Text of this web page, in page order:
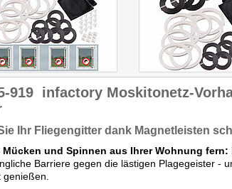
919 infactory Moskitonetz-
Ihr Fliegengitter dank Magnetleisten
Mücken und Spinnen aus Ihrer Wohnung fern:
Barriere gegen die lästigen Plagegeister -